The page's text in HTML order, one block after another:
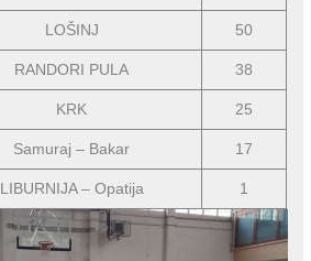
LOŠINJ 50
RANDORI PULA 38
KRK 25
Samuraj – Bakar 17
LIBURNIJA – Opatija 1